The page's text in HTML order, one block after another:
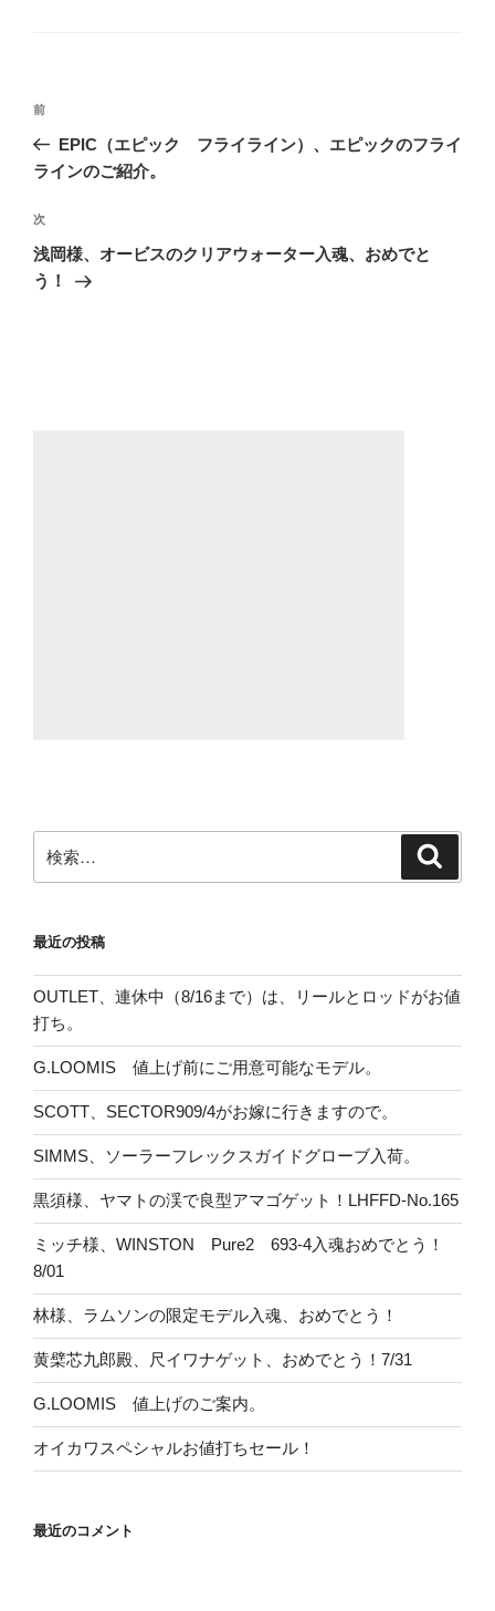
投
ナ
ゲ
ー
シ
前
の
投
前
EPIC（エピック フライライン）、エピックのフライ
ラインのご紹介。
次
の
投
次
浅岡様、オービスのクリアウォーター入魂、おめでと
う！
索:
最近の投稿
OUTLET、連休中（8/16まで）は、リールとロッドがお値
打ち。
G.LOOMIS 値上げ前にご用意可能なモデル。
SCOTT、SECTOR909/4がお嫁に行きますので。
SIMMS、ソーラーフレックスガイドグローブ入荷。
黒須様、ヤマトの渓で良型アマゴゲット！LHFFD-No.165
ミッチ様、WINSTON Pure2 693-4入魂おめでとう！
8/01
林様、ラムソンの限定モデル入魂、おめでとう！
黄檗芯九郎殿、尺イワナゲット、おめでとう！7/31
G.LOOMIS 値上げのご案内。
オイカワスペシャルお値打ちセール！
最近のコメント